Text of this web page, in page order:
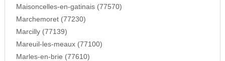
Maisoncelles-en-gatinais (77570)
Marchemoret (77230)
Marcilly (77139)
Mareuil-les-meaux (77100)
Marles-en-brie (77610)